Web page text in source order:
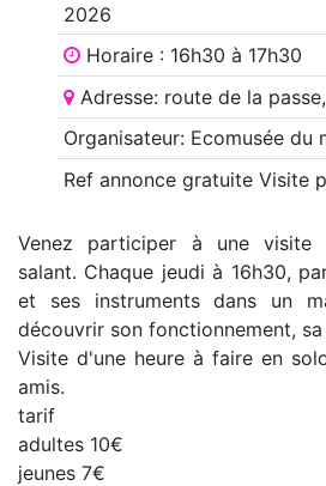
2026
Horaire : 16h30 à 17h30
Adresse: route de la passe,
Organisateur: Ecomusée du
Ref annoncegratuite Visite
Venez participer à une visite
salant. Chaque jeudi à 16h30,
et ses instruments dans un
découvrir son fonctionnement,
Visite d'une heure à faire en
amis.
tarif
adultes 10€
jeunes 7€